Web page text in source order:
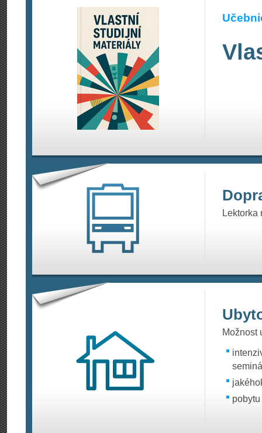
Lektorka
Možnost